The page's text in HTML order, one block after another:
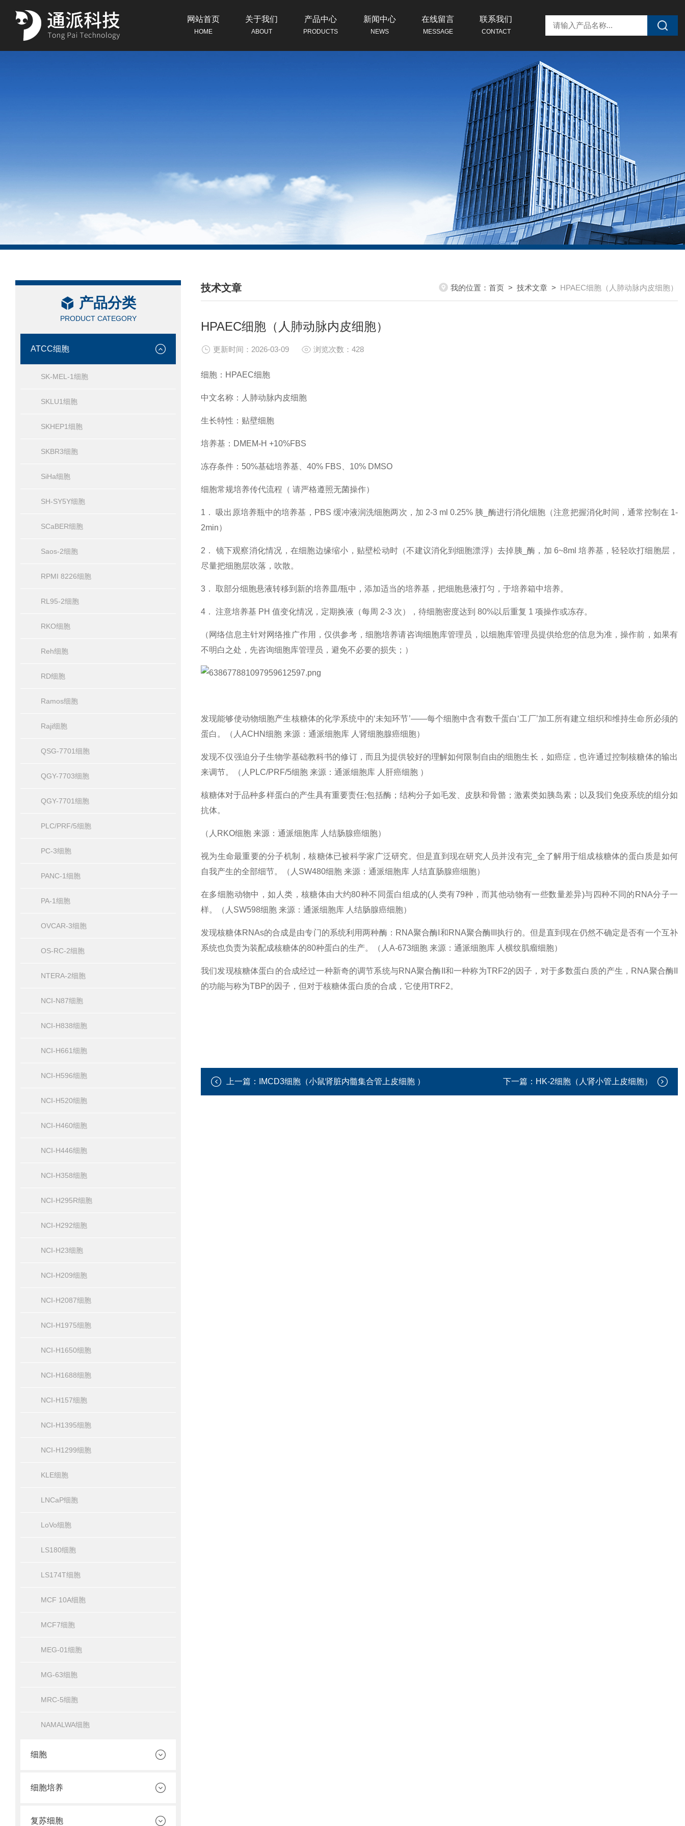
网站首页
HOME
关于我们
ABOUT
产品中心
PRODUCTS
新闻中心
NEWS
在线留言
MESSAGE
联系我们
CONTACT
产品分类
PRODUCT CATEGORY
ATCC细胞
SK-MEL-1细胞
SKLU1细胞
SKHEP1细胞
SKBR3细胞
SiHa细胞
SH-SY5Y细胞
SCaBER细胞
Saos-2细胞
RPMI 8226细胞
RL95-2细胞
RKO细胞
Reh细胞
RD细胞
Ramos细胞
Raji细胞
QSG-7701细胞
QGY-7703细胞
QGY-7701细胞
PLC/PRF/5细胞
PC-3细胞
PANC-1细胞
PA-1细胞
OVCAR-3细胞
OS-RC-2细胞
NTERA-2细胞
NCI-N87细胞
NCI-H838细胞
NCI-H661细胞
NCI-H596细胞
NCI-H520细胞
NCI-H460细胞
NCI-H446细胞
NCI-H358细胞
NCI-H295R细胞
NCI-H292细胞
NCI-H23细胞
NCI-H209细胞
NCI-H2087细胞
NCI-H1975细胞
NCI-H1650细胞
NCI-H1688细胞
NCI-H157细胞
NCI-H1395细胞
NCI-H1299细胞
KLE细胞
LNCaP细胞
LoVo细胞
LS180细胞
LS174T细胞
MCF 10A细胞
MCF7细胞
MEG-01细胞
MG-63细胞
MRC-5细胞
NAMALWA细胞
细胞
细胞培养
复苏细胞
技术文章
/ TECHNICAL ARTICLES
我的位置： 首页 > 技术文章 > HPAEC细胞（人肺动脉内皮细胞）
HPAEC细胞（人肺动脉内皮细胞）
更新时间：2026-03-09 浏览次数：428
细胞：HPAEC细胞
中文名称：人肺动脉内皮细胞
生长特性：贴壁细胞
培养基：DMEM-H +10%FBS
冻存条件：50%基础培养基、40% FBS、10% DMSO
细胞常规培养传代流程（ 请严格遵照无菌操作）
1． 吸出原培养瓶中的培养基，PBS 缓冲液润洗细胞两次，加 2-3 ml 0.25% 胰_酶进行消化细胞（注意把握消化时间，通常控制在 1-
2min）
2． 镜下观察消化情况，在细胞边缘缩小，贴壁松动时（不建议消化到细胞漂浮）去掉胰_酶，加 6~8ml 培养基，轻轻吹打细胞层，
尽量把细胞层吹落，吹散。
3． 取部分细胞悬液转移到新的培养皿/瓶中，添加适当的培养基，把细胞悬液打匀，于培养箱中培养。
4． 注意培养基 PH 值变化情况，定期换液（每周 2-3 次），待细胞密度达到 80%以后重复 1 项操作或冻存。
（网络信息主针对网络推广作用，仅供参考，细胞培养请咨询细胞库管理员，以细胞库管理员提供给您的信息为准，操作前，如果有
不明白之处，先咨询细胞库管理员，避免不必要的损失；）
发现能够使动物细胞产生核糖体的化学系统中的‘未知环节’——每个细胞中含有数千蛋白‘工厂’加工所有建立组织和维持生命所必须的
蛋白。（人ACHN细胞 来源：通派细胞库 人肾细胞腺癌细胞）
发现不仅强迫分子生物学基础教科书的修订，而且为提供较好的理解如何限制自由的细胞生长，如癌症，也许通过控制核糖体的输出
来调节。（人PLC/PRF/5细胞 来源：通派细胞库 人肝癌细胞 ）
核糖体对于品种多样蛋白的产生具有重要责任;包括酶；结构分子如毛发、皮肤和骨骼；激素类如胰岛素；以及我们免疫系统的组分如
抗体。
（人RKO细胞 来源：通派细胞库 人结肠腺癌细胞）
视为生命最重要的分子机制，核糖体已被科学家广泛研究。但是直到现在研究人员并没有完_全了解用于组成核糖体的蛋白质是如何
自我产生的全部细节。（人SW480细胞 来源：通派细胞库 人结直肠腺癌细胞）
在多细胞动物中，如人类，核糖体由大约80种不同蛋白组成的(人类有79种，而其他动物有一些数量差异)与四种不同的RNA分子一
样。（人SW598细胞 来源：通派细胞库 人结肠腺癌细胞）
发现核糖体RNAs的合成是由专门的系统利用两种酶：RNA聚合酶I和RNA聚合酶III执行的。但是直到现在仍然不确定是否有一个互补
系统也负责为装配成核糖体的80种蛋白的生产。（人A-673细胞 来源：通派细胞库 人横纹肌瘤细胞）
我们发现核糖体蛋白的合成经过一种新奇的调节系统与RNA聚合酶II和一种称为TRF2的因子，对于多数蛋白质的产生，RNA聚合酶II
的功能与称为TBP的因子，但对于核糖体蛋白质的合成，它使用TRF2。
上一篇： IMCD3细胞（小鼠肾脏内髓集合管上皮细胞 ） 下一篇： HK-2细胞（人肾小管上皮细胞）